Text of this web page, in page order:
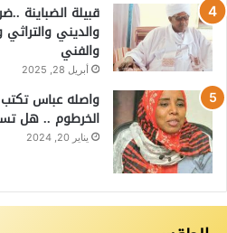
قبيلة الضباينة
والديني
والفني
أبريل 28, 2025
واصله عباس
الخرطوم .. هل
يناير 20, 2024